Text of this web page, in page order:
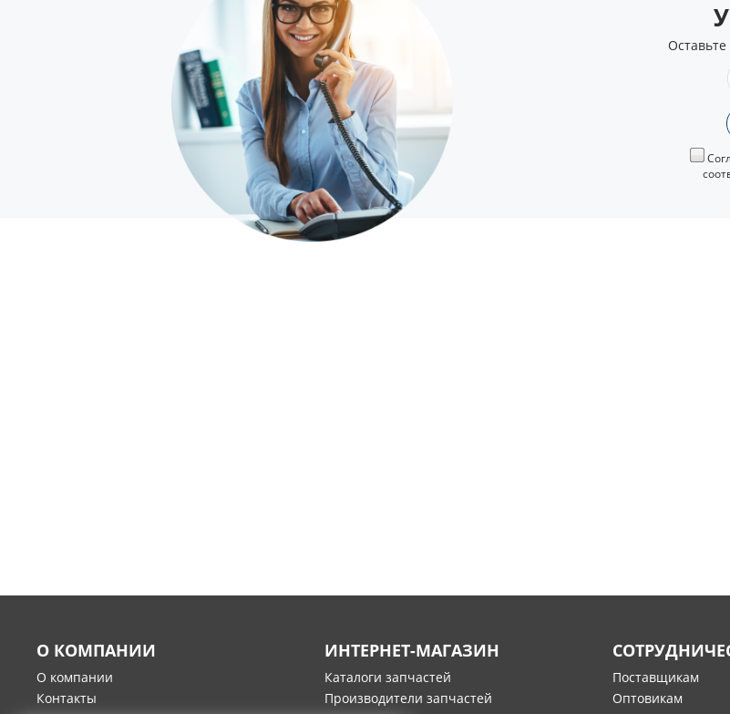
О КОМПАНИИ
О компании
Контакты
ИНТЕРНЕТ-МАГАЗИН
Каталоги запчастей
Производители запчастей
Поставщикам
Оптовикам